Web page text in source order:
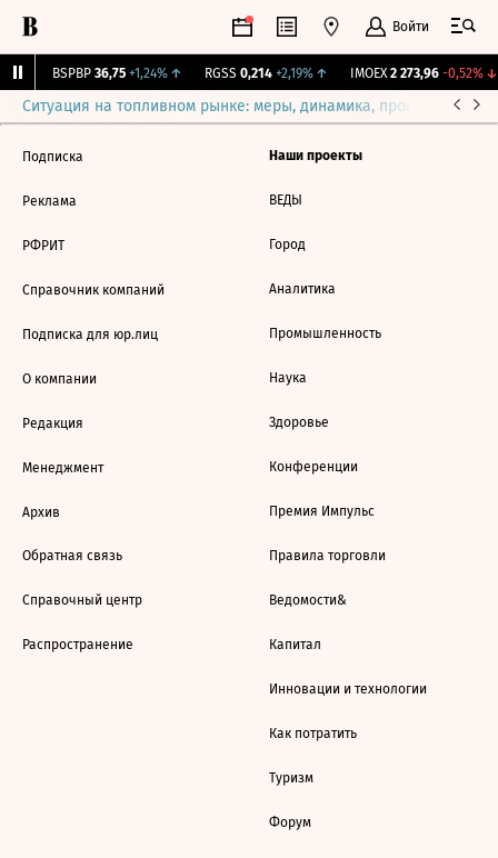
Войти
BSPBP 36,75 +1,24%↑ RGSS 0,214 +2,19%↑ IMOEX 2 273,96 -0,52%↓
Ситуация на топливном рынке: меры, динамика, прогнозы
Подписка
Реклама
РФРИТ
Справочник компаний
Подписка для юр.лиц
О компании
Редакция
Менеджмент
Архив
Обратная связь
Справочный центр
Распространение
Наши проекты
ВЕДЫ
Город
Аналитика
Промышленность
Наука
Здоровье
Конференции
Премия Импульс
Правила торговли
Ведомости&
Капитал
Инновации и технологии
Как потратить
Туризм
Форум